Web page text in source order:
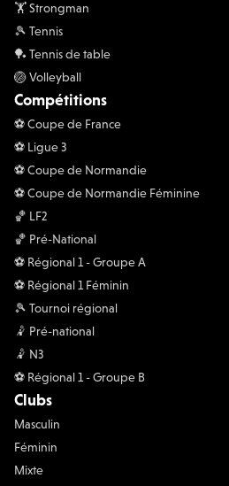
🏋 Strongman
🎾 Tennis
🏓 Tennis de table
🏐 Volleyball
Compétitions
⚽️ Coupe de France
⚽️ Ligue 3
⚽️ Coupe de Normandie
⚽️ Coupe de Normandie Féminine
🏀 LF2
🏀 Pré-National
⚽️ Régional 1 - Groupe A
⚽️ Régional 1 Féminin
🎾 Tournoi régional
🤾 Pré-national
🤾 N3
⚽️ Régional 1 - Groupe B
Clubs
Masculin
Féminin
Mixte